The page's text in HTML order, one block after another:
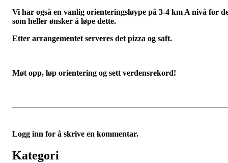
Vi har også en vanlig orienteringsløype på 3-4 km A nivå for
som heller ønsker å løpe dette.
Etter arrangementet serveres det pizza og saft.
Møt opp, løp orientering og sett verdensrekord!
Logg inn for å skrive en kommentar.
Kategori